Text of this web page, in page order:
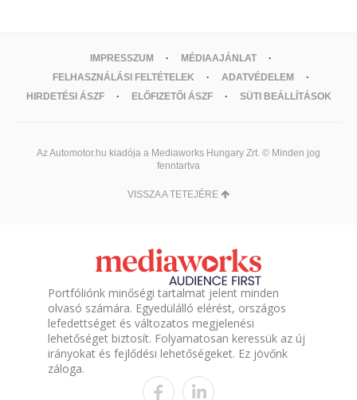
IMPRESSZUM
MÉDIAAJÁNLAT
FELHASZNÁLÁSI FELTÉTELEK
ADATVÉDELEM
HIRDETÉSI ÁSZF
ELŐFIZETŐI ÁSZF SÜTI BEÁLLÍTÁSOK
Az Automotor.hu kiadója a Mediaworks Hungary Zrt. © Minden jog
fenntartva
VISSZA A TETEJÉRE
Portfóliónk minőségi tartalmat jelent minden
olvasó számára. Egyedülálló elérést, országos
lefedettséget és változatos megjelenési
lehetőséget biztosít. Folyamatosan keressük az új
irányokat és fejlődési lehetőségeket. Ez jövőnk
záloga.